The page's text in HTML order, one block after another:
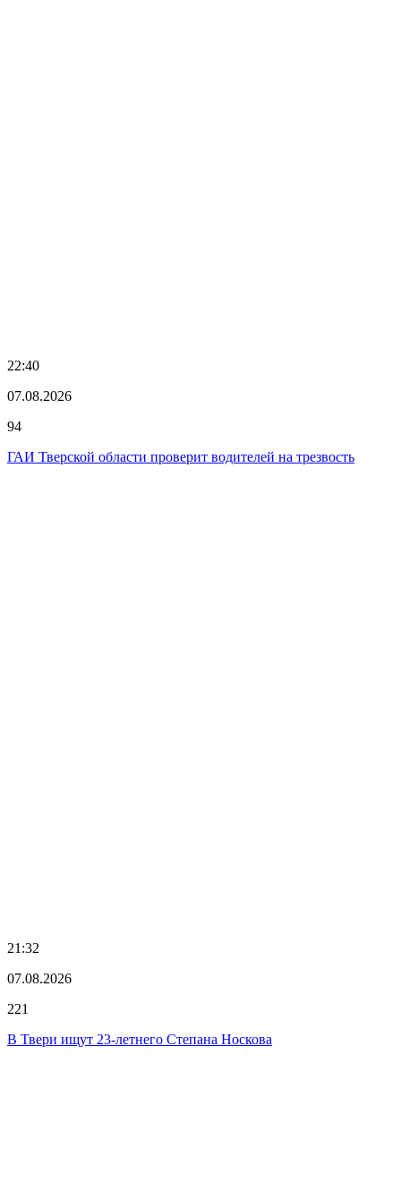
22:40
07.08.2026
94
ГАИ Тверской области проверит водителей на трезвость
21:32
07.08.2026
221
В Твери ищут 23-летнего Степана Носкова